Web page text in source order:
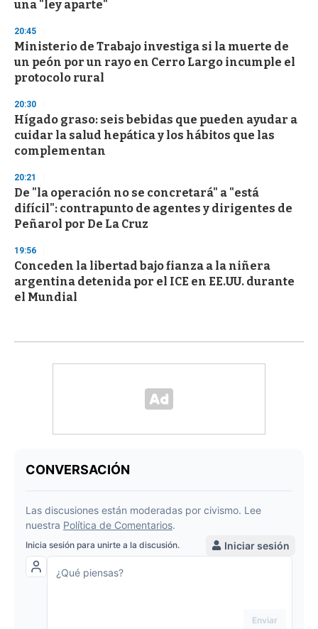
una "ley aparte"
20:45
Ministerio de Trabajo investiga si la muerte de
un peón por un rayo en Cerro Largo incumple el
protocolo rural
20:30
Hígado graso: seis bebidas que pueden ayudar a
cuidar la salud hepática y los hábitos que las
complementan
20:21
De "la operación no se concretará" a "está
difícil": contrapunto de agentes y dirigentes de
Peñarol por De La Cruz
19:56
Conceden la libertad bajo fianza a la niñera
argentina detenida por el ICE en EE.UU. durante
el Mundial